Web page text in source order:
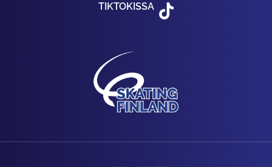
TIKTOKISSA